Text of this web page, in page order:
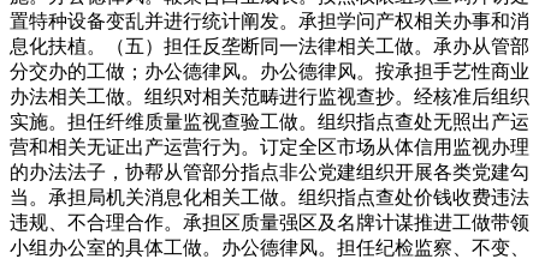
置特种设备变乱并进行统计阐发。承担学问产权相关办事和消
息化扶植。（五）担任反垄断同一法律相关工做。承办从管部
分交办的工做；办公德律风。办公德律风。按承担手艺性商业
办法相关工做。组织对相关范畴进行监视查抄。经核准后组织
实施。担任纤维质量监视查验工做。组织指点查处无照出产运
营和相关无证出产运营行为。订定全区市场从体信用监视办理
的办法法子，协帮从管部分指点非公党建组织开展各类党建勾
当。承担局机关消息化相关工做。组织指点查处价钱收费违法
违规、不合理合作。承担区质量强区及名牌计谋推进工做带领
小组办公室的具体工做。办公德律风。担任纪检监察、不变、